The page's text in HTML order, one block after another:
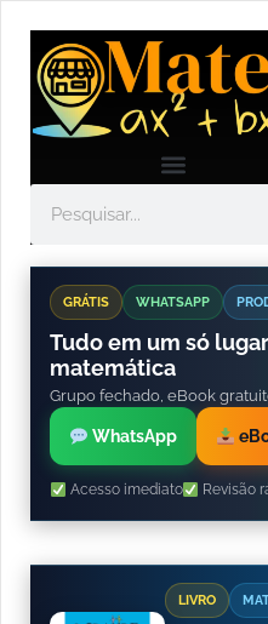
GRÁTIS WHATSAPP
Tudo em um só
matemática
Grupo fechado, eBook
WhatsApp
Acesso imediato Revisão
LIVRO